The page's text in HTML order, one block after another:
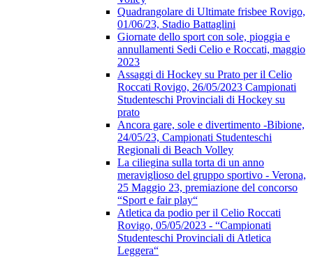
Quadrangolare di Ultimate frisbee Rovigo,
01/06/23, Stadio Battaglini
Giornate dello sport con sole, pioggia e
annullamenti Sedi Celio e Roccati, maggio
2023
Assaggi di Hockey su Prato per il Celio
Roccati Rovigo, 26/05/2023 Campionati
Studenteschi Provinciali di Hockey su
prato
Ancora gare, sole e divertimento -Bibione,
24/05/23, Campionati Studenteschi
Regionali di Beach Volley
La ciliegina sulla torta di un anno
meraviglioso del gruppo sportivo - Verona,
25 Maggio 23, premiazione del concorso
“Sport e fair play“
Atletica da podio per il Celio Roccati
Rovigo, 05/05/2023 - “Campionati
Studenteschi Provinciali di Atletica
Leggera“